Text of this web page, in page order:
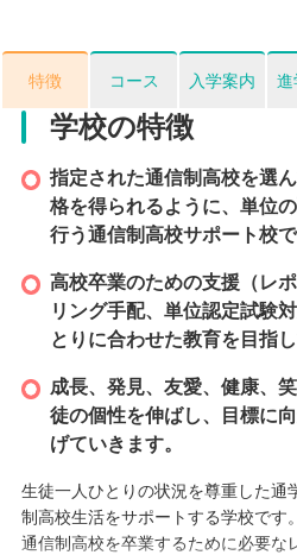
特徴 コース 入学案内 進
学校の特徴
指定された通信制高校を選
格を得られるように、単位
行う通信制高校サポート校で
高校卒業のための支援（レ
リング手配、単位認定試験
とりに合わせた教育を目指
成長、発見、友愛、健康、
徒の個性を伸ばし、目標に
げていきます。
生徒一人ひとりの状況を尊重した通
制高校生活をサポートする学校です。
通信制高校を卒業するために必要な